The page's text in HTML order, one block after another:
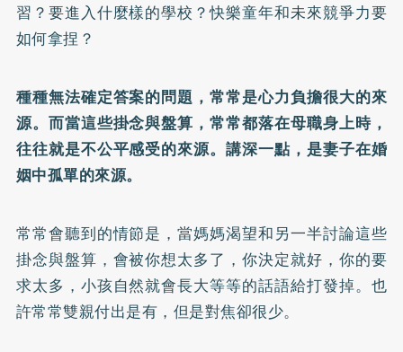
習？要進入什麼樣的學校？快樂童年和未來競爭力要
如何拿捏？
種種無法確定答案的問題，常常是心力負擔很大的來
源。而當這些掛念與盤算，常常都落在母職身上時，
往往就是不公平感受的來源。講深一點，是妻子在婚
姻中孤單的來源。
常常會聽到的情節是，當媽媽渴望和另一半討論這些
掛念與盤算，會被你想太多了，你決定就好，你的要
求太多，小孩自然就會長大等等的話語給打發掉。也
許常常雙親付出是有，但是對焦卻很少。